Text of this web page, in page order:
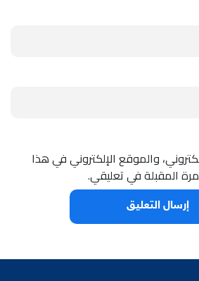
والموقع الإلكتروني في هذا
المقبلة في تعليقي.